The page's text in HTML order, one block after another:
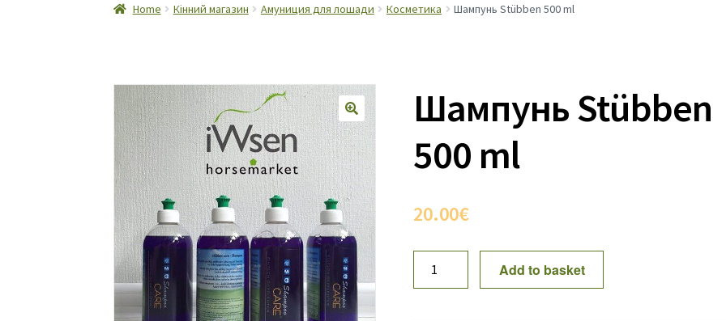
Home Кінний магазин Амуниция для лошади Косметика Шампунь Stübben 500 ml
Шампунь Stübben
500 ml
20.00€
Stübben
Add to basket